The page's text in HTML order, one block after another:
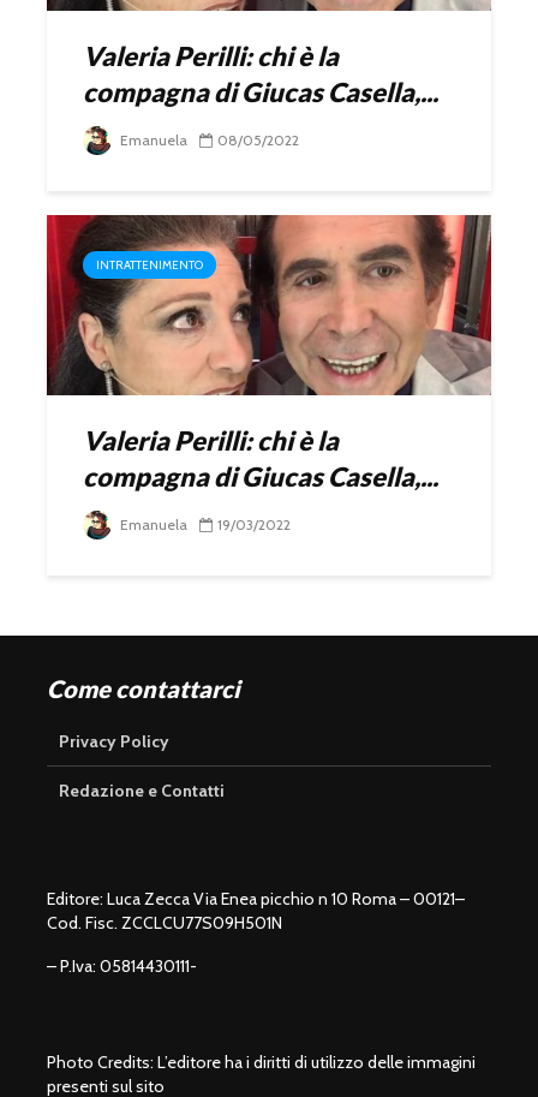
Valeria Perilli: chi è la
compagna di Giucas Casella,...
Emanuela 08/05/2022
INTRATTENIMENTO
Valeria Perilli: chi è la
compagna di Giucas Casella,...
Emanuela 19/03/2022
Come contattarci
Privacy Policy
Redazione e Contatti
Editore: Luca Zecca Via Enea picchio n 10 Roma – 00121–
Cod. Fisc. ZCCLCU77S09H501N
– P.Iva: 05814430111-
Photo Credits: L’editore ha i diritti di utilizzo delle immagini
presenti sul sito